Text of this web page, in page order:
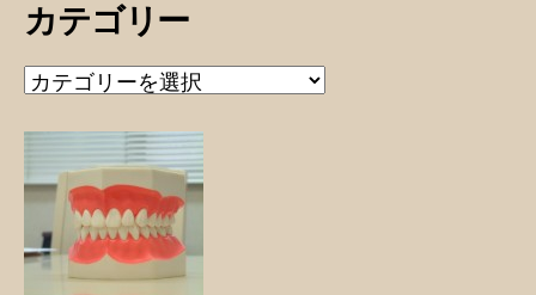
カテゴリー
カ
テ
ー